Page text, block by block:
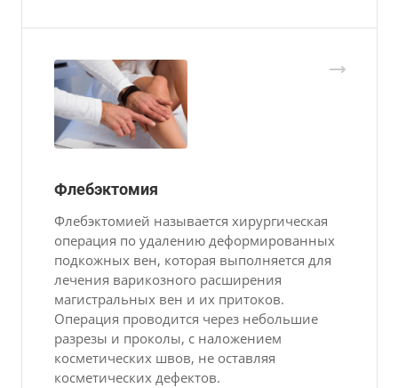
Флебэктомия
Флебэктомией называется хирургическая
операция по удалению деформированных
подкожных вен, которая выполняется для
лечения варикозного расширения
магистральных вен и их притоков.
Операция проводится через небольшие
разрезы и проколы, с наложением
косметических швов, не оставляя
косметических дефектов.